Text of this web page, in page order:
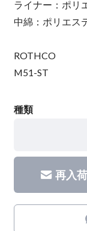
ライナー：ポリ
中綿：ポリエス
ROTHCO
M51-ST
種類
再入